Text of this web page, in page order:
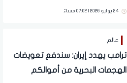
24 يوليو 2026 | 07:02 مساءً
عالم
ترامب يهدد إيران: سندفع تعويضات
الهجمات البحرية من أموالكم